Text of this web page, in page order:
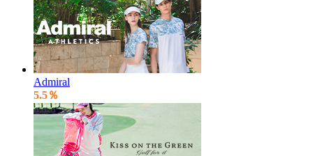
Admiral
5.5％